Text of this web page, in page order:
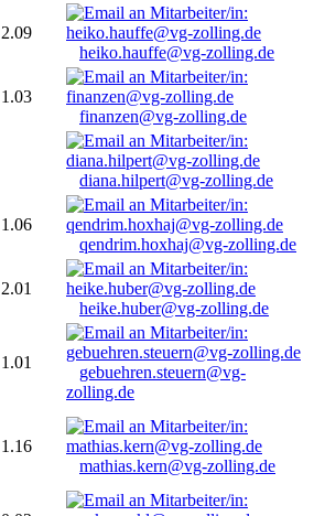
2.09
heiko.hauffe@vg-zolling.de
1.03
finanzen@vg-zolling.de
diana.hilpert@vg-zolling.de
1.06
qendrim.hoxhaj@vg-zolling.de
2.01
heike.huber@vg-zolling.de
1.01
gebuehren.steuern@vg-
zolling.de
1.16
mathias.kern@vg-zolling.de